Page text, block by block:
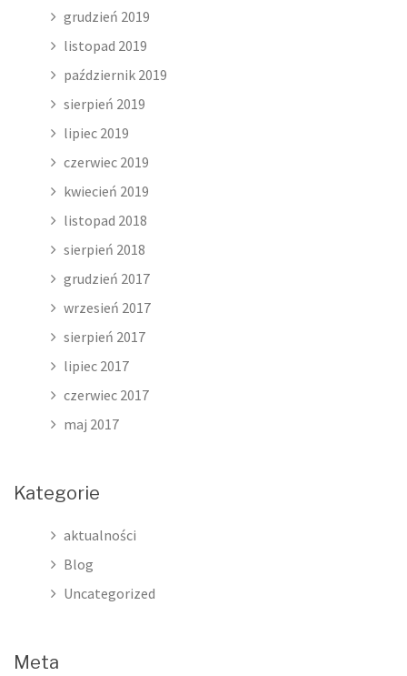
grudzień 2019
listopad 2019
październik 2019
sierpień 2019
lipiec 2019
czerwiec 2019
kwiecień 2019
listopad 2018
sierpień 2018
grudzień 2017
wrzesień 2017
sierpień 2017
lipiec 2017
czerwiec 2017
maj 2017
Kategorie
aktualności
Blog
Uncategorized
Meta